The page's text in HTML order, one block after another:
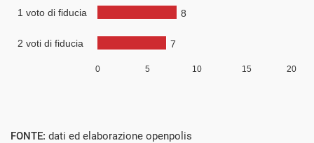
FONTE: dati ed elaborazione openpolis